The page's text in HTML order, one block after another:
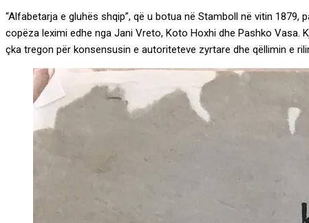
“Alfabetarja e gluhës shqip”, që u botua në Stamboll në vitin
copëza leximi edhe nga Jani Vreto, Koto Hoxhi dhe Pashko
çka tregon për konsensusin e autoriteteve zyrtare dhe qëllimin e